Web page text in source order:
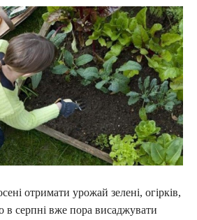
отримати урожай зелені, огірків,
в серпні вже пора висаджувати